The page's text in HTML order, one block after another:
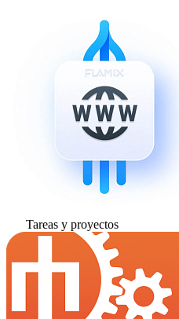
Tareas y proyectos